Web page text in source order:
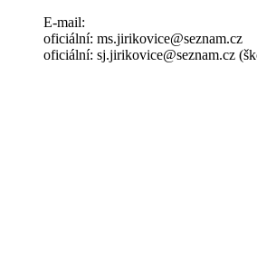
E-mail:
oficiální: ms.jirikovice@seznam.cz
oficiální: sj.jirikovice@seznam.cz